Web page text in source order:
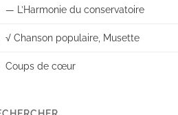
— L’Harmonie du conservatoire
√ Chanson populaire, Musette
Coups de cœur